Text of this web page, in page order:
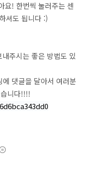
요! 한번씩 눌러주는 센
셔도 됩니다 :)
주시는 좋은 방법도 있
댓글을 달아서 여러분
니다!!!!